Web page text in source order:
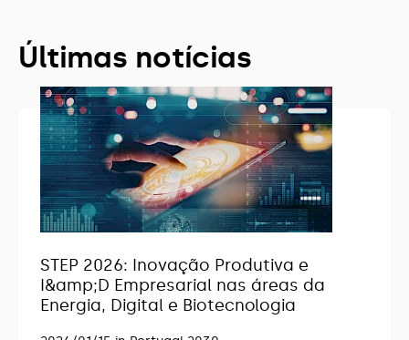
Últimas notícias
STEP 2026: Inovação Produtiva e
I&amp;D Empresarial nas áreas da
Energia, Digital e Biotecnologia